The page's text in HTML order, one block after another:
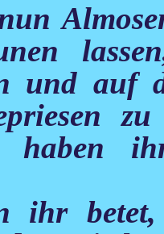
und auf
haben
ihr